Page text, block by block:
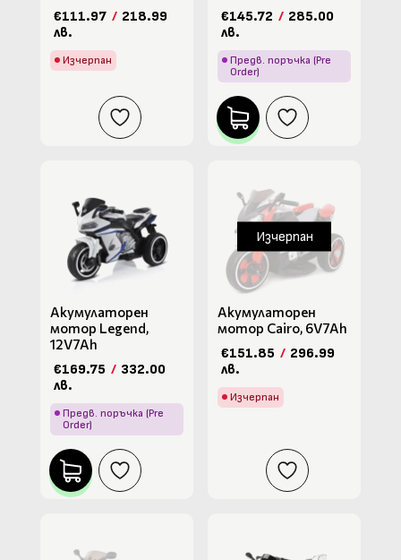
€111.97 / 218.99
лв.
Изчерпан
€145.72 / 285.00
лв.
Предв. поръчка (Pre
Order)
Акумулаторен
мотор Legend,
12V7Ah
€169.75 / 332.00
лв.
Предв. поръчка (Pre
Order)
Изчерпан
Акумулаторен
мотор Cairo, 6V7Ah
€151.85 / 296.99
лв.
Изчерпан